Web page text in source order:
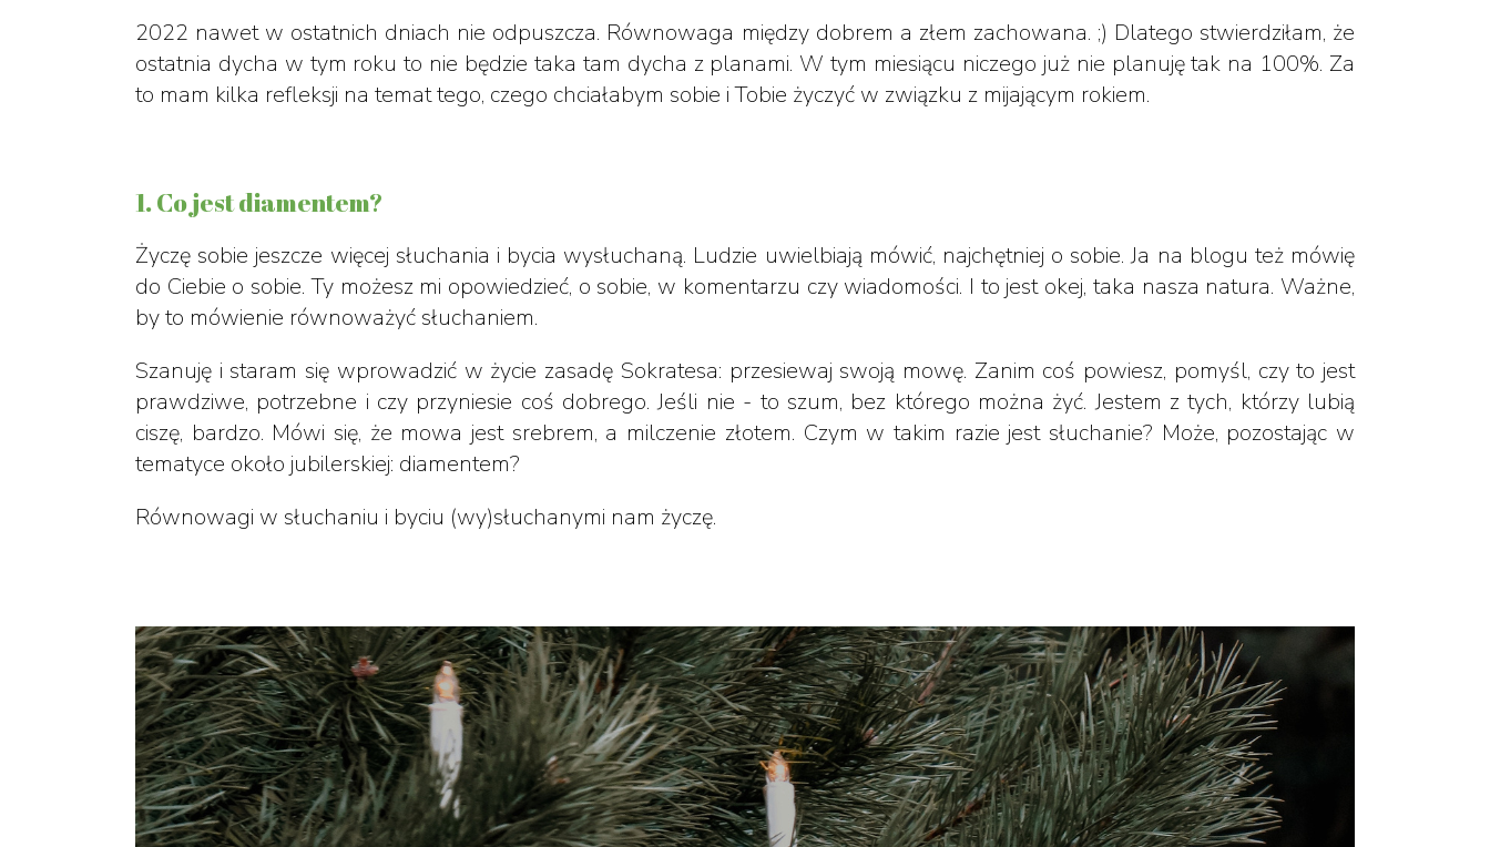
2022 nawet w ostatnich dniach nie odpuszcza. Równowaga między dobrem a złem zachowana. ;) Dlatego stwierdziłam, że
ostatnia dycha w tym roku to nie będzie taka tam dycha z planami. W tym miesiącu niczego już nie planuję tak na 100%. Za
to mam kilka refleksji na temat tego, czego chciałabym sobie i Tobie życzyć w związku z mijającym rokiem.
1. Co jest diamentem?
Życzę sobie jeszcze więcej słuchania i bycia wysłuchaną. Ludzie uwielbiają mówić, najchętniej o sobie. Ja na blogu też mówię
do Ciebie o sobie. Ty możesz mi opowiedzieć, o sobie, w komentarzu czy wiadomości. I to jest okej, taka nasza natura. Ważne,
by to mówienie równoważyć słuchaniem.
Szanuję i staram się wprowadzić w życie zasadę Sokratesa: przesiewaj swoją mowę. Zanim coś powiesz, pomyśl, czy to jest
prawdziwe, potrzebne i czy przyniesie coś dobrego. Jeśli nie - to szum, bez którego można żyć. Jestem z tych, którzy lubią
ciszę, bardzo. Mówi się, że mowa jest srebrem, a milczenie złotem. Czym w takim razie jest słuchanie? Może, pozostając w
tematyce około jubilerskiej: diamentem?
Równowagi w słuchaniu i byciu (wy)słuchanymi nam życzę.